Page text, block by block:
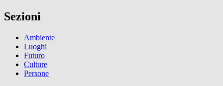
Sezioni
Ambiente
Luoghi
Futuro
Culture
Persone